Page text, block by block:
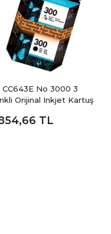
CC643E No 3000 3
Orijinal Inkjet Kartuş
TL